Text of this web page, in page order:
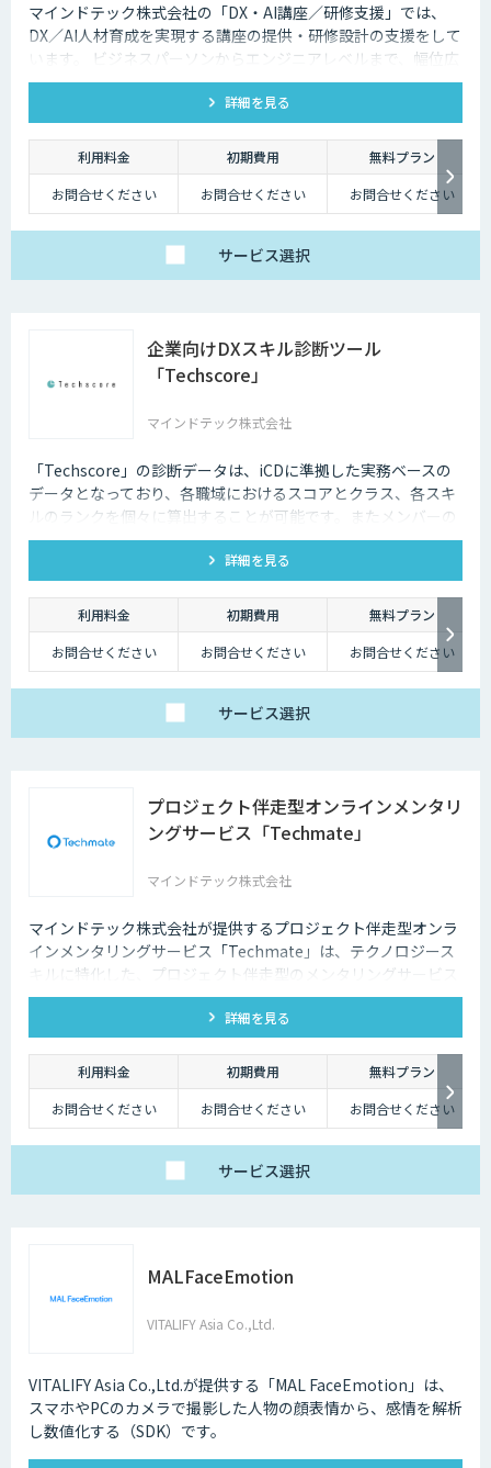
マインドテック株式会社の「DX・AI講座／研修支援」では、
DX／AI人材育成を実現する講座の提供・研修設計の支援をして
います。 ビジネスパーソンからエンジニアレベルまで、幅位広
いラインナップの講座を取り揃えており、貴社の課題に合わせ
たオーダーメイド提案も可能です。
詳細を見る
利用料金 初期費用
無料プラン
お問合せください
お問合せください お問合せください
サービス選択
企業向けDXスキル診断ツール
「Techscore」
マインドテック株式会社
「Techscore」の診断データは、iCDに準拠した実務ベースの
データとなっており、各職域におけるスコアとクラス、各スキ
ルのランクを個々に算出することが可能です。またメンバーの
スキル状態を確認することで必要な学習の選定やPJメンバーの
選定にもご活用いただけます。詳細を見る
利用料金 初期費用
無料プラン
お問合せください
お問合せください お問合せください
サービス選択
プロジェクト伴走型オンラインメンタリ
ングサービス「Techmate」
マインドテック株式会社
マインドテック株式会社が提供するプロジェクト伴走型オンラ
インメンタリングサービス「Techmate」は、テクノロジース
キルに特化した、プロジェクト伴走型のメンタリングサービス
です。DX・AIの内製化に向けて、経験豊富な各ジャンルのメン
ターが、貴社メンバーの個別具体的な課題に合わせて継続的に
アドバイス支援を行います。
詳細を見る
利用料金 初期費用
無料プラン
お問合せください
お問合せください お問合せください
サービス選択
MALFaceEmotion
VITALIFY Asia Co.,Ltd.
VITALIFY Asia Co.,Ltd.が提供する「MAL FaceEmotion」は、
スマホやPCのカメラで撮影した人物の顔表情から、感情を解析
し数値化する（SDK）です。